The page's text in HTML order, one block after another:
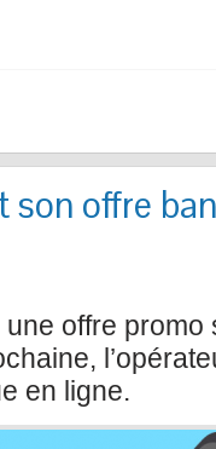
son offre
offre promo
en ligne.